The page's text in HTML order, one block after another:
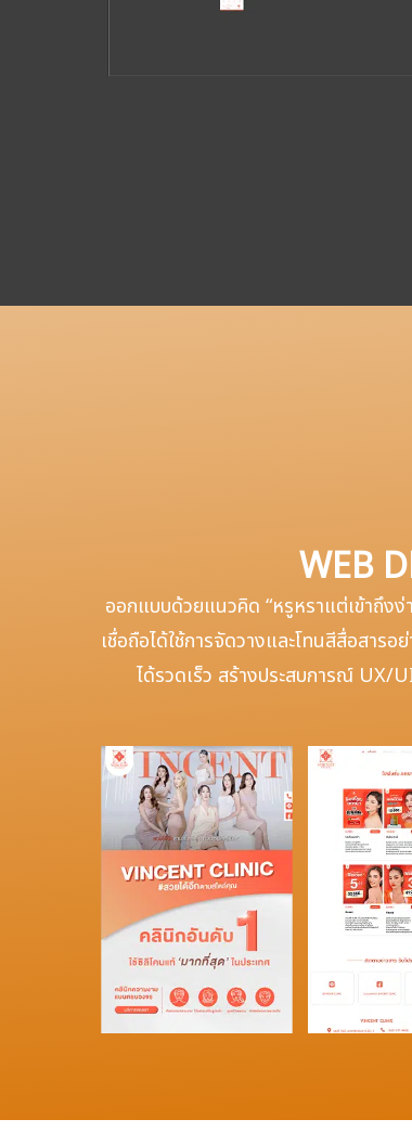
WEB
ออกแบบด้วยแนวคิด “หรูหราแต่เข้าถึง
เชื่อถือได้ใช้การจัดวางและโทนสีสื่อสารอ
ได้รวดเร็ว สร้างประสบการณ์ UX/